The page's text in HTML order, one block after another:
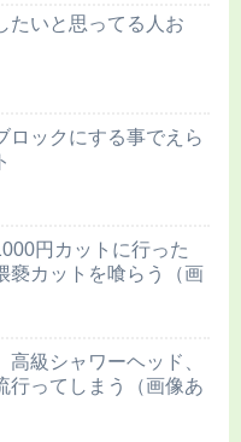
たいと思ってる人お
ロックにする事でえら
円カットに行った
褻カットを喰らう（画
高級シャワーヘッド、
行ってしまう（画像あ